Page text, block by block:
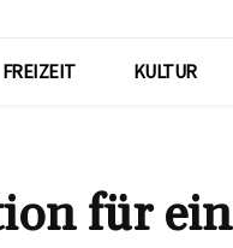
FREIZEIT KULTUR
für ein